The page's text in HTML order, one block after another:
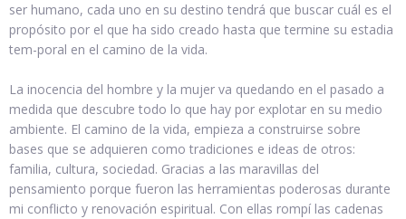
ser humano, cada uno en su destino tendrá que buscar cuál es el
propósito por el que ha sido creado hasta que termine su estadia
tem-poral en el camino de la vida.
La inocencia del hombre y la mujer va quedando en el pasado a
medida que descubre todo lo que hay por explotar en su medio
ambiente. El camino de la vida, empieza a construirse sobre
bases que se adquieren como tradiciones e ideas de otros:
familia, cultura, sociedad. Gracias a las maravillas del
pensamiento porque fueron las herramientas poderosas durante
mi conflicto y renovación espiritual. Con ellas rompí las cadenas